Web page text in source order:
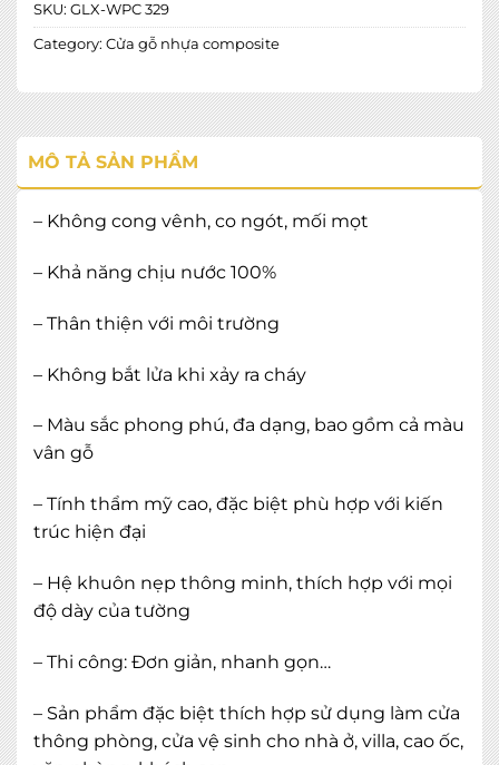
SKU: GLX-WPC 329
Category: Cửa gỗ nhựa composite
MÔ TẢ SẢN PHẨM
– Không cong vênh, co ngót, mối mọt
– Khả năng chịu nước 100%
– Thân thiện với môi trường
– Không bắt lửa khi xảy ra cháy
– Màu sắc phong phú, đa dạng, bao gồm cả màu
vân gỗ
– Tính thẩm mỹ cao, đặc biệt phù hợp với kiến
trúc hiện đại
– Hệ khuôn nẹp thông minh, thích hợp với mọi
độ dày của tường
– Thi công: Đơn giản, nhanh gọn…
– Sản phẩm đặc biệt thích hợp sử dụng làm cửa
thông phòng, cửa vệ sinh cho nhà ở, villa, cao ốc,